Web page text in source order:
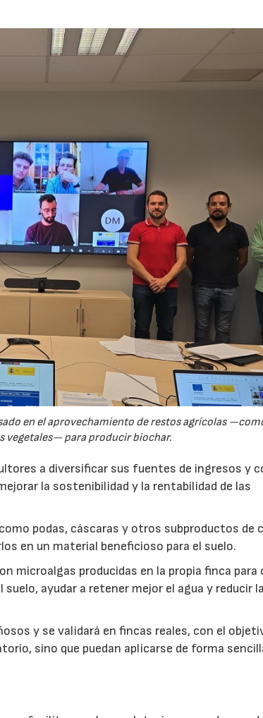
en el aprovechamiento de restos agrícolas
vegetales— para producir biochar.
a diversificar sus fuentes de ingresos y
la sostenibilidad y la rentabilidad de las
podas, cáscaras y otros subproductos de
en un material beneficioso para el suelo.
microalgas producidas en la propia finca para
ayudar a retener mejor el agua y reducir la
y se validará en fincas reales, con el
sino que puedan aplicarse de forma